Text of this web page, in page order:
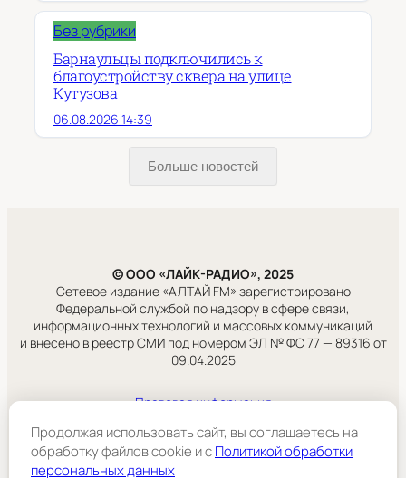
Без рубрики
Барнаульцы подключились к
благоустройству сквера на улице
Кутузова
06.08.2026 14:39
Больше новостей
© ООО «ЛАЙК-РАДИО», 2025
Сетевое издание «АЛТАЙ FM» зарегистрировано
Федеральной службой по надзору в сфере связи,
информационных технологий и массовых коммуникаций
и внесено в реестр СМИ под номером ЭЛ № ФС 77 — 89316 от
09.04.2025
Правовая информация
ООО «ЛАЙК-РАДИО».
Продолжая использовать сайт, вы соглашаетесь на
обработку файлов cookie и cПолитикой обработки
персональных данных